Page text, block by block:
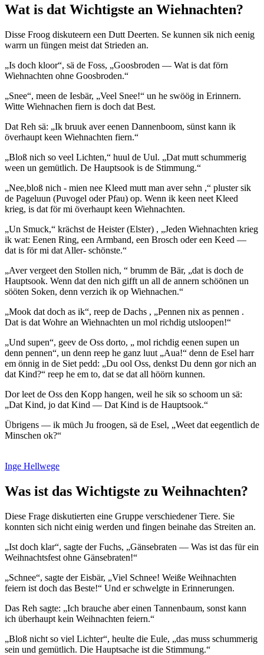
Wat is dat Wichtigste an Wiehnachten?
Disse Froog diskuteern een Dutt Deerten. Se kunnen sik nich eenig
warrn un füngen meist dat Strieden an.
Is doch kloor , sä de Foss,
Goosbroden — Wat is dat förn
Wiehnachten ohne Goosbroden.
Snee , meen de Iesbär, Veel Snee!
un he swöög in Erinnern.
Witte Wiehnachen fiern is doch dat Best.
Dat Reh sä:
Ik bruuk aver eenen Dannenboom, sünst kann ik
överhaupt keen Wiehnachten fiern.
Bloß nich so veel Lichten,
huul de Uul.
Dat mutt schummerig
ween un gemütlich. De Hauptsook is de Stimmung.
Nee,bloß nich - mien nee Kleed mutt man aver sehn ,
pluster sik
de Pageluun (Puvogel oder Pfau) op. Wenn ik keen neet Kleed
krieg, is dat för mi överhaupt keen Wiehnachten.
Un Smuck,
krächst de Heister (Elster) ,
Jeden Wiehnachten krieg
ik wat: Eenen Ring, een Armband, een Brosch oder een Keed —
dat is för mi dat Aller- schönste.
Aver vergeet den Stollen nich,
brumm de Bär,
dat is doch de
Hauptsook. Wenn dat den nich gifft un all de annern schöönen un
sööten Soken, denn verzich ik op Wiehnachen.
Mook dat doch as ik , reep de Dachs ,
Pennen nix as pennen .
Dat is dat Wohre an Wiehnachten un mol richdig utsloopen!
Und supen , geev de Oss dorto,
mol richdig eenen supen un
denn pennen , un denn reep he ganz luut Aua!
denn de Esel harr
em önnig in de Siet pedd:
Du ool Oss, denkst Du denn gor nich an
dat Kind?
reep he em to, dat se dat all höörn kunnen.
Dor leet de Oss den Kopp hangen, weil he sik so schoom un sä:
Dat Kind, jo dat Kind — Dat Kind is de Hauptsook.
Übrigens — ik müch Ju froogen, sä de Esel,
Weet dat eegentlich de
Minschen ok?
Inge Hellwege
Was ist das Wichtigste zu Weihnachten?
Diese Frage diskutierten eine Gruppe verschiedener Tiere. Sie
konnten sich nicht einig werden und fingen beinahe das Streiten an.
Ist doch klar , sagte der Fuchs,
Gänsebraten — Was ist das für ein
Weihnachtsfest ohne Gänsebraten!
Schnee , sagte der Eisbär,
Viel Schnee! Weiße Weihnachten
feiern ist doch das Beste!
Und er schwelgte in Erinnerungen.
Das Reh sagte:
Ich brauche aber einen Tannenbaum, sonst kann
ich überhaupt kein Weihnachten feiern.
Bloß nicht so viel Lichter , heulte die Eule,
das muss schummerig
sein und gemütlich. Die Hauptsache ist die Stimmung.